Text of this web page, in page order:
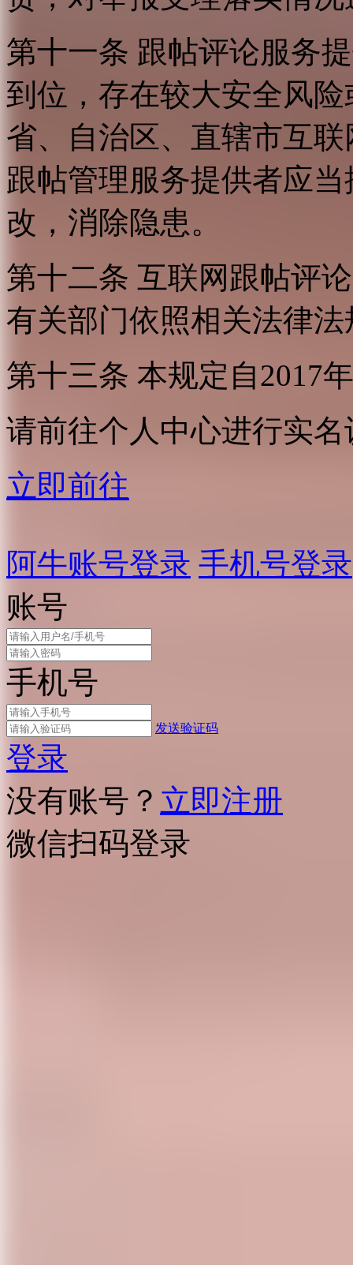
第十一条 跟帖评论服务
到位，存在较大安全风
省、自治区、直辖市互
跟帖管理服务提供者应
改，消除隐患。
第十二条 互联网跟帖评
有关部门依照相关法律
第十三条 本规定自2017
请前往个人中心进行实名
立即前往
阿牛账号登录 手机号登录
账号
手机号
发送验证码
登录
没有账号？ 立即注册
微信扫码登录